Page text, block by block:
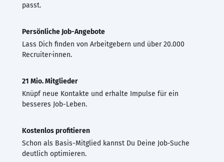
passt.
Persönliche Job-Angebote
Lass Dich finden von Arbeitgebern und über 20.000
Recruiter·innen.
21 Mio. Mitglieder
Knüpf neue Kontakte und erhalte Impulse für ein
besseres Job-Leben.
Kostenlos profitieren
Schon als Basis-Mitglied kannst Du Deine Job-Suche
deutlich optimieren.